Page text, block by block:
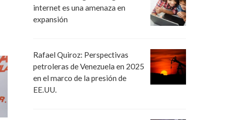
internet es una amenaza en
expansión
Rafael Quiroz: Perspectivas
petroleras de Venezuela en 2025
en el marco de la presión de
EE.UU.